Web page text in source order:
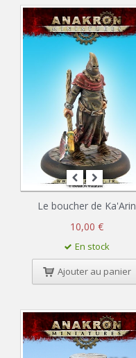
Le boucher de Ka'Arin
10,00 €
En stock
Ajouter au panier